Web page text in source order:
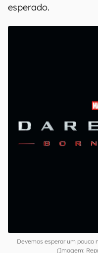
esperado.
Devemos esperar um pouco
(Imagem: